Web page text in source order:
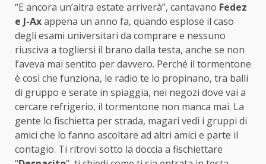
“E ancora un’altra estate arriverà”, cantavano Fedez
e J-Axappena un anno fa, quando esplose il caso
degli esami universitari da comprare e nessuno
riusciva a togliersi il brano dalla testa, anche se non
l’aveva mai sentito per davvero. Perché il tormentone
è così che funziona, le radio te lo propinano, tra balli
di gruppo e serate in spiaggia, nei negozi dove vai a
cercare refrigerio, il tormentone non manca mai. La
gente lo fischietta per strada, magari vedi i gruppi di
amici che lo fanno ascoltare ad altri amici e parte il
contagio. Ti ritrovi sotto la doccia a fischiettare